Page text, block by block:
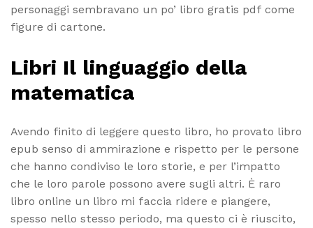
personaggi sembravano un po’ libro gratis pdf come
figure di cartone.
Libri Il linguaggio della
matematica
Avendo finito di leggere questo libro, ho provato libro
epub senso di ammirazione e rispetto per le persone
che hanno condiviso le loro storie, e per l’impatto
che le loro parole possono avere sugli altri. È raro
libro online un libro mi faccia ridere e piangere,
spesso nello stesso periodo, ma questo ci è riuscito,